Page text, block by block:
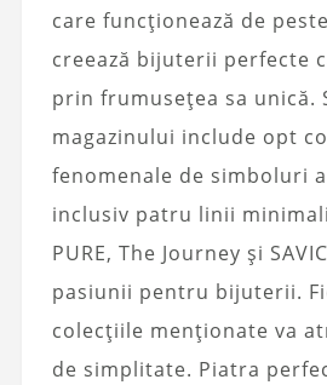
care funcționează de
creează bijuterii perfecte
prin frumusețea sa unică.
magazinului include opt
fenomenale de simboluri
inclusiv patru linii
PURE, The Journey și
pasiunii pentru bijuterii.
colecțiile menționate va
de simplitate. Piatra